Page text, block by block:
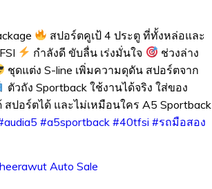
สปอร์ตคูเป้ 4 ประตู ที่ทั้งหล่อและ
กำลังดี ขับลื่น เร่งมั่นใจ
ช่วงล่าง
ชุดแต่ง S-line เพิ่มความดุดัน สปอร์ตจาก
ตัวถัง Sportback ใช้งานได้จริง ใส่ของ
ปอร์ตได้ และไม่เหมือนใคร A5 Sportback
#a5sportback #40tfsi #รถมือสอง
Auto Sale